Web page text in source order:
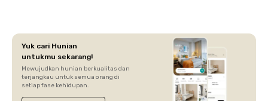
Yuk cari Hunian
untukmu sekarang!
Mewujudkan hunian berkualitas dan
terjangkau untuk semua orang di
setiap fase kehidupan.